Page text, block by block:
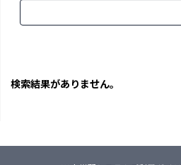
検索結果がありません。